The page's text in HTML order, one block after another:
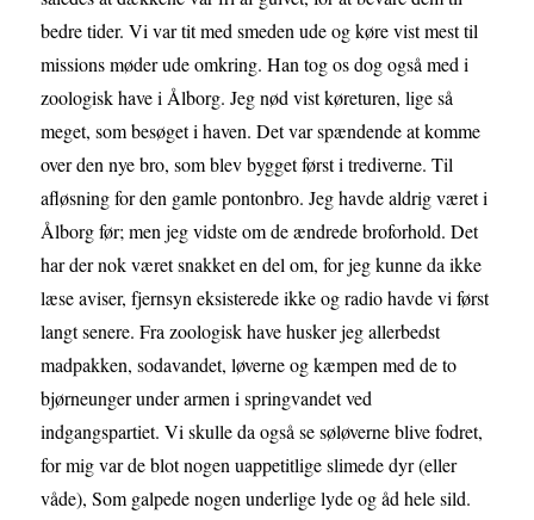
bedre tider. Vi var tit med smeden ude og køre vist mest til
missions møder ude omkring. Han tog os dog også med i
zoologisk have i Ålborg. Jeg nød vist køreturen, lige så
meget, som besøget i haven. Det var spændende at komme
over den nye bro, som blev bygget først i trediverne. Til
afløsning for den gamle pontonbro. Jeg havde aldrig været i
Ålborg før; men jeg vidste om de ændrede broforhold. Det
har der nok været snakket en del om, for jeg kunne da ikke
læse aviser, fjernsyn eksisterede ikke og radio havde vi først
langt senere. Fra zoologisk have husker jeg allerbedst
madpakken, sodavandet, løverne og kæmpen med de to
bjørneunger under armen i springvandet ved
indgangspartiet. Vi skulle da også se søløverne blive fodret,
for mig var de blot nogen uappetitlige slimede dyr (eller
våde), Som galpede nogen underlige lyde og åd hele sild.